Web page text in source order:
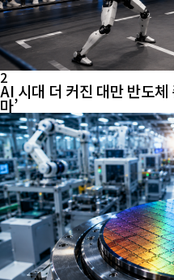
2
AI 시대 더 커진 대만 반도
마’